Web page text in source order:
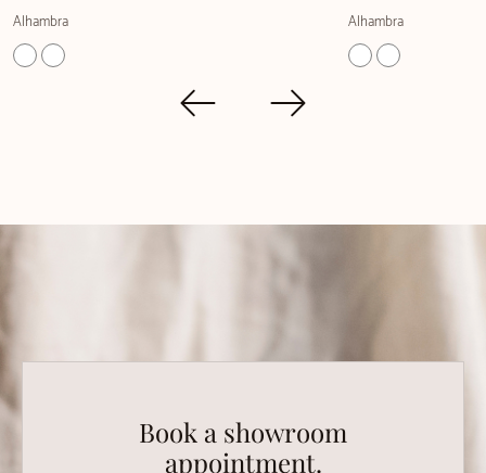
Alhambra Alhambra
Book a showroom
appointment.